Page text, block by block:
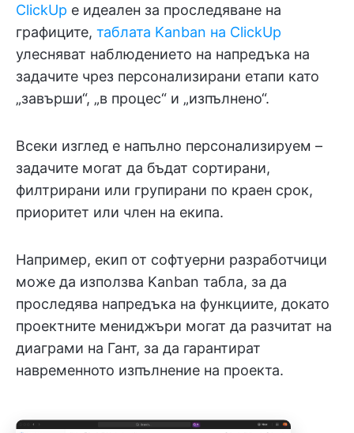
ClickUp е идеален за проследяване на
графиците, таблата Kanban на ClickUp
улесняват наблюдението на напредъка на
задачите чрез персонализирани етапи като
„завърши“, „в процес“ и „изпълнено“.
Всеки изглед е напълно персонализируем –
задачите могат да бъдат сортирани,
филтрирани или групирани по краен срок,
приоритет или член на екипа.
Например, екип от софтуерни разработчици
може да използва Kanban табла, за да
проследява напредъка на функциите, докато
проектните мениджъри могат да разчитат на
диаграми на Гант, за да гарантират
навременното изпълнение на проекта.